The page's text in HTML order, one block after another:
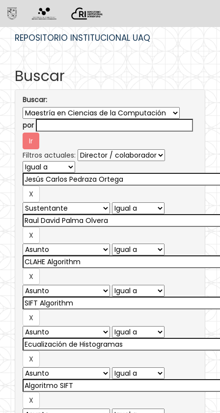
REPOSITORIO INSTITUCIONAL UAQ
Buscar
Buscar:
por
Filtros actuales: